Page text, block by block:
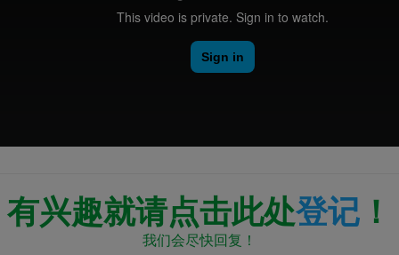
有兴趣就请点击此处登记 ！
我们会尽快回复！